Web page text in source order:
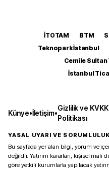
İTOTAM BTM
Teknopark İstanbul
Cemile
İstanbul
Künye•İletişim•
Gizlilik ve KVKK
Politikası
YASAL UYARI VE
Bu sayfada yer alan bilgi, yorum ve
değildir. Yatırım kararları, kişisel
göre yetkili kurumlarla yapılacak